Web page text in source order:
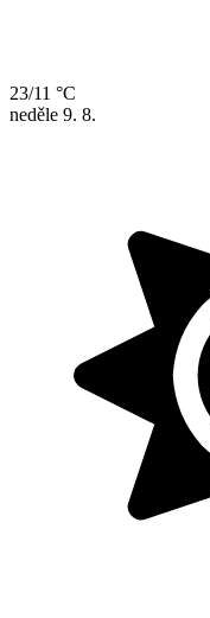
23/11 °C
neděle 9. 8.